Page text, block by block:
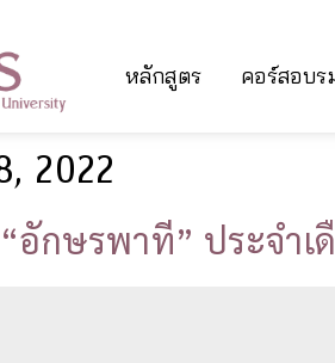
หลักสูตร คอร์สอบร
2022
อักษรพาที” ประจำ